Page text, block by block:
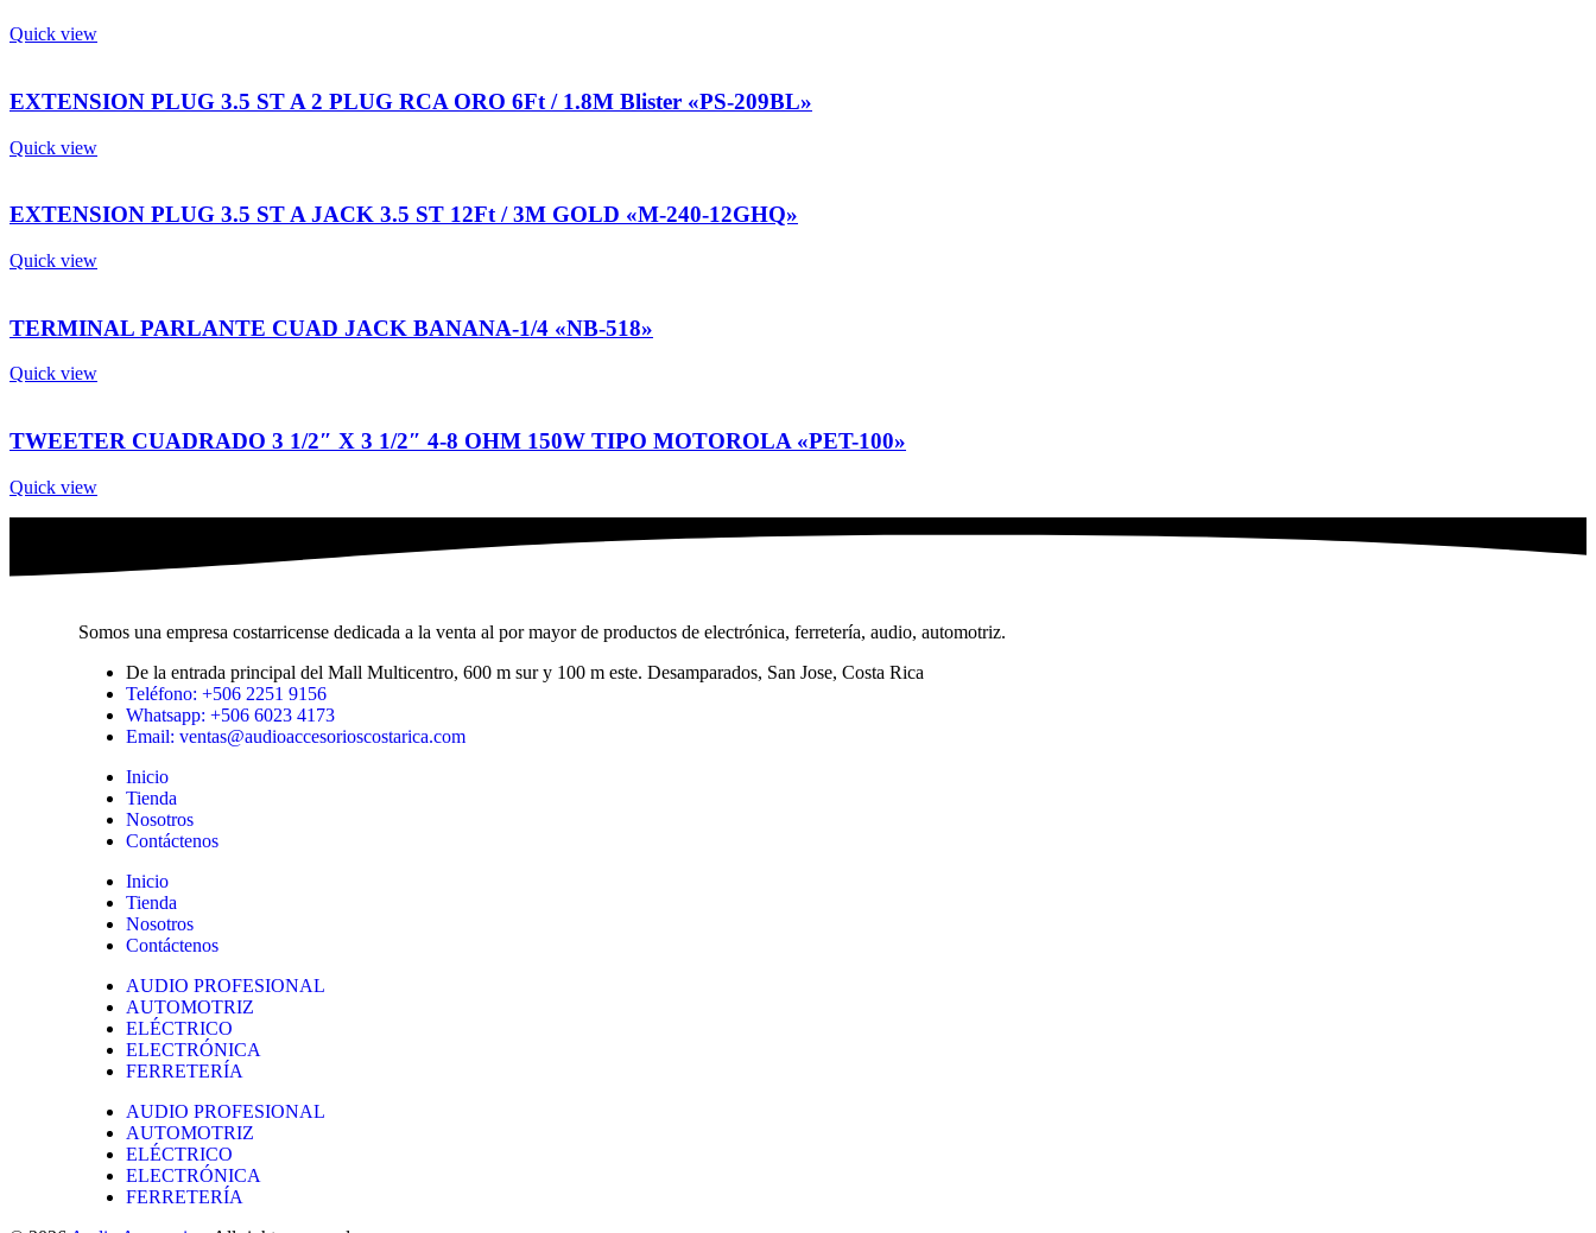
Quick view
EXTENSION PLUG 3.5 ST A 2 PLUG RCA ORO 6Ft / 1.8M Blister «PS-209BL»
Quick view
EXTENSION PLUG 3.5 ST A JACK 3.5 ST 12Ft / 3M GOLD «M-240-12GHQ»
Quick view
TERMINAL PARLANTE CUAD JACK BANANA-1/4 «NB-518»
Quick view
TWEETER CUADRADO 3 1/2″ X 3 1/2″ 4-8 OHM 150W TIPO MOTOROLA «PET-100»
Quick view
Somos una empresa costarricense dedicada a la venta al por mayor de productos de electrónica, ferretería, audio, automotriz.
De la entrada principal del Mall Multicentro, 600 m sur y 100 m este. Desamparados, San Jose, Costa Rica
Teléfono: +506 2251 9156
Whatsapp: +506 6023 4173
Email: ventas@audioaccesorioscostarica.com
Inicio
Tienda
Nosotros
Contáctenos
Inicio
Tienda
Nosotros
Contáctenos
AUDIO PROFESIONAL
AUTOMOTRIZ
ELÉCTRICO
ELECTRÓNICA
FERRETERÍA
AUDIO PROFESIONAL
AUTOMOTRIZ
ELÉCTRICO
ELECTRÓNICA
FERRETERÍA